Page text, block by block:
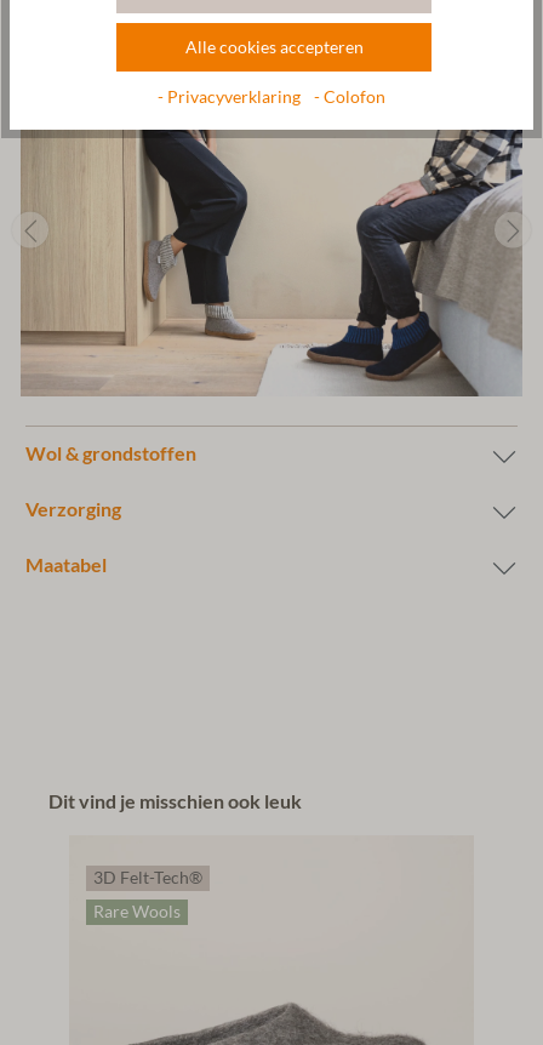
Wol & grondstoffen
Verzorging
Maatabel
Dit vind je misschien ook leuk
3D Felt-Tech®
Rare Wools
Alle cookies accepteren
- Privacyverklaring - Colofon